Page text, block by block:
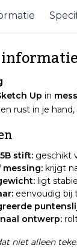
Up in
rust in je
stift: geschikt
messing: krijgt
ligt
eenvoudig bij
ontwerp:
niet alleen